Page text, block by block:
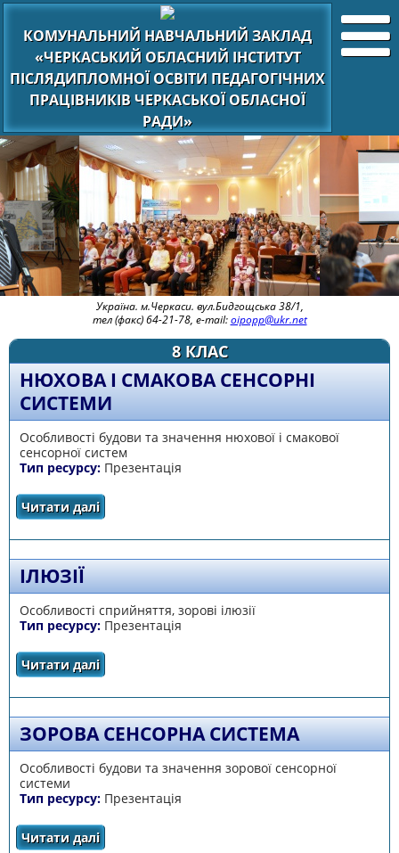
КОМУНАЛЬНИЙ НАВЧАЛЬНИЙ ЗАКЛАД
«ЧЕРКАСЬКИЙ ОБЛАСНИЙ ІНСТИТУТ
ПІСЛЯДИПЛОМНОЇ ОСВІТИ ПЕДАГОГІЧНИХ
ПРАЦІВНИКІВ ЧЕРКАСЬКОЇ ОБЛАСНОЇ
РАДИ»
Україна. м.Черкаси. вул.Бидгощська 38/1,
тел (факс) 64-21-78, e-mail:oipopp@ukr.net
8 КЛАС
НЮХОВА І СМАКОВА СЕНСОРНІ
СИСТЕМИ
Особливості будови та значення нюхової і смакової
сенсорної систем
Тип ресурсу: Презентація
Читати даліпро Нюхова і смакова сенсорні системи
ІЛЮЗІЇ
Особливості сприйняття, зорові ілюзії
Тип ресурсу: Презентація
Читати даліпро Ілюзії
ЗОРОВА СЕНСОРНА СИСТЕМА
Особливості будови та значення зорової сенсорної
системи
Тип ресурсу: Презентація
Читати даліпро Зорова сенсорна система